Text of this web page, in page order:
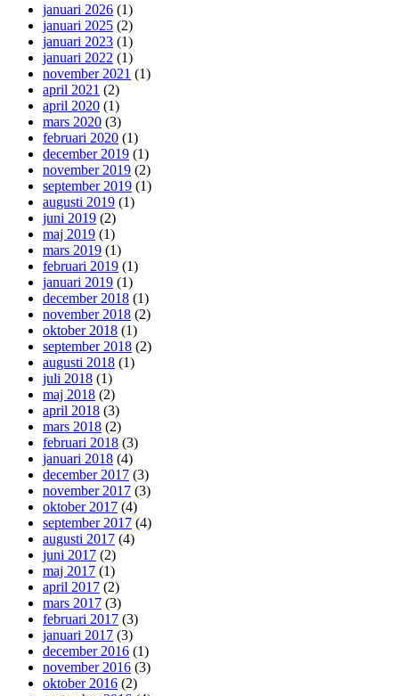
januari 2026 (1)
januari 2025 (2)
januari 2023 (1)
januari 2022 (1)
november 2021 (1)
april 2021 (2)
april 2020 (1)
mars 2020 (3)
februari 2020 (1)
december 2019 (1)
november 2019 (2)
september 2019 (1)
augusti 2019 (1)
juni 2019 (2)
maj 2019 (1)
mars 2019 (1)
februari 2019 (1)
januari 2019 (1)
december 2018 (1)
november 2018 (2)
oktober 2018 (1)
september 2018 (2)
augusti 2018 (1)
juli 2018 (1)
maj 2018 (2)
april 2018 (3)
mars 2018 (2)
februari 2018 (3)
januari 2018 (4)
december 2017 (3)
november 2017 (3)
oktober 2017 (4)
september 2017 (4)
augusti 2017 (4)
juni 2017 (2)
maj 2017 (1)
april 2017 (2)
mars 2017 (3)
februari 2017 (3)
januari 2017 (3)
december 2016 (1)
november 2016 (3)
oktober 2016 (2)